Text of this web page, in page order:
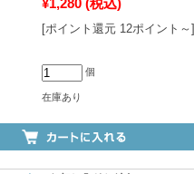
¥1,280 (税込)
[ポイント還元 12ポイント～]
個
在庫あり